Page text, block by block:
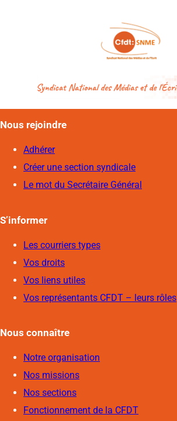
Nous rejoindre
Adhérer
Créer une section syndicale
Le mot du Secrétaire Général
S’informer
Les courriers types
Vos droits
Vos liens utiles
Vos représentants CFDT – leurs rôles
Nous connaître
Notre organisation
Nos missions
Nos sections
Fonctionnement de la CFDT